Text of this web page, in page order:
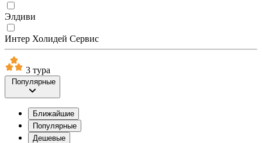
Элдиви
Интер Холидей Сервис
3 тура
Популярные
Ближайшие
Популярные
Дешевые